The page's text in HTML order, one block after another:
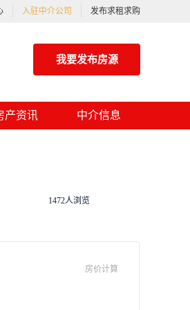
入驻中介公司 发布求租求购
我要发布房源
产资讯 中介信息
1472人浏览
房价计算